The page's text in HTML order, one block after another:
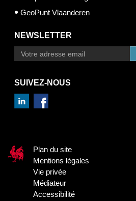
GeoPunt Vlaanderen
NEWSLETTER
SUIVEZ-NOUS
Plan du site
Mentions légales
Vie privée
Médiateur
Accessibilité